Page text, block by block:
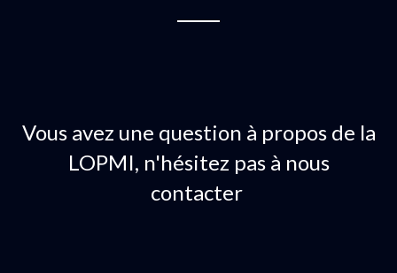
Vous avez une question à propos de la
LOPMI, n'hésitez pas à nous
contacter